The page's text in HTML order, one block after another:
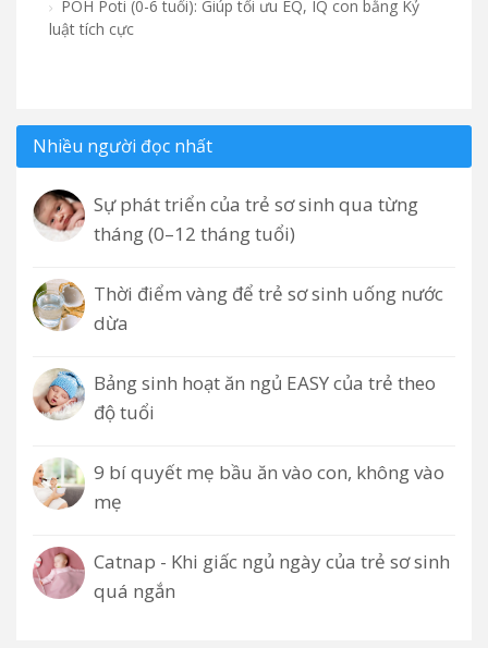
POH Poti (0-6 tuổi): Giúp tối ưu EQ, IQ con bằng Kỷ
luật tích cực
Nhiều người đọc nhất
Sự phát triển của trẻ sơ sinh qua từng
tháng (0–12 tháng tuổi)
Thời điểm vàng để trẻ sơ sinh uống nước
dừa
Bảng sinh hoạt ăn ngủ EASY của trẻ theo
độ tuổi
9 bí quyết mẹ bầu ăn vào con, không vào
mẹ
Catnap - Khi giấc ngủ ngày của trẻ sơ sinh
quá ngắn